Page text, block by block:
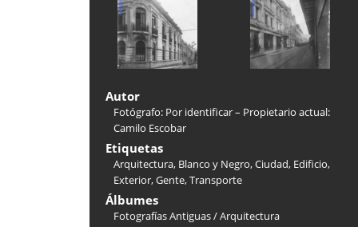
Autor
Fotógrafo: Por identificar – Propietario actual:
Camilo Escobar
Etiquetas
Arquitectura, Blanco y Negro,Ciudad, Edificio,
Exterior,Gente,Transporte
Álbumes
Fotografías Antiguas/Arquitectura